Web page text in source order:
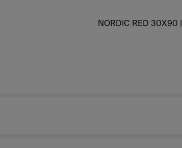
NORDIC RED 30X90 |